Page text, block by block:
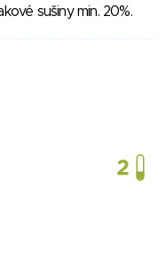
sušiny min. 20%.